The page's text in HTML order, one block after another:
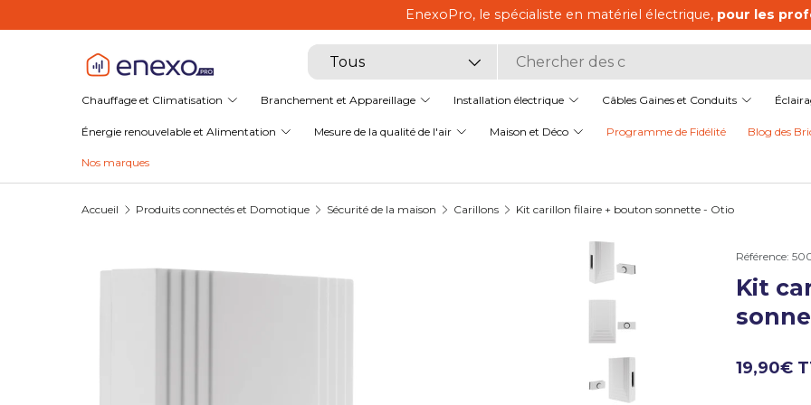
Aller au contenu
EnexoPro, le spécialiste en matériel électrique,pour les professionnels
Recherche
Type de produit
Tous
Chauffage et Climatisation Branchement et Appareillage Installation électrique Câbles Gaines et Conduits
Énergie renouvelable et Alimentation Mesure de la qualité de l'air Maison et Déco Programme de Fidélité Blog des
Nos marques
Accueil Produits connectés et Domotique Sécurité de la maison Carillons Kit carillon filaire + bouton sonnette - Otio
Charger l’image 1 dans la
Charger l’image 2 dans la
Référence:
Kit
19,90€